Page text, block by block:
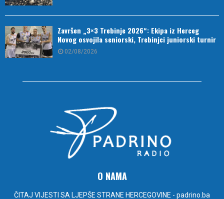
Završen „3×3 Trebinje 2026“: Ekipa iz Herceg
Novog osvojila seniorski, Trebinjci juniorski turnir
02/08/2026
O NAMA
ČITAJ VIJESTI SA LJEPŠE STRANE HERCEGOVINE - padrino.ba